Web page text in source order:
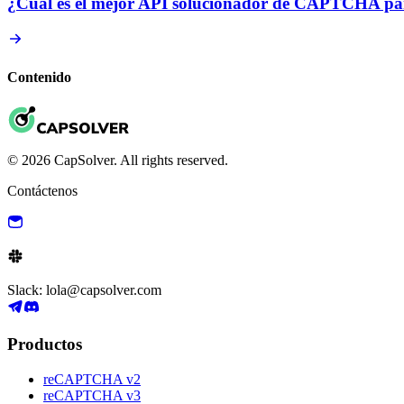
Contenido
© 2026 CapSolver. All rights reserved.
Contáctenos
Slack: lola@capsolver.com
Productos
reCAPTCHA v2
reCAPTCHA v3